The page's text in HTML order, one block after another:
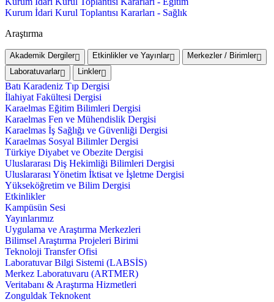
Kurum İdari Kurul Toplantısı Kararları - Sağlık
Araştırma
Akademik Dergiler Etkinlikler ve Yayınlar
Merkezler / Birimler
Laboratuvarlar
Linkler
Batı Karadeniz Tıp Dergisi
İlahiyat Fakültesi Dergisi
Karaelmas Eğitim Bilimleri Dergisi
Karaelmas Fen ve Mühendislik Dergisi
Karaelmas İş Sağlığı ve Güvenliği Dergisi
Karaelmas Sosyal Bilimler Dergisi
Türkiye Diyabet ve Obezite Dergisi
Uluslararası Diş Hekimliği Bilimleri Dergisi
Uluslararası Yönetim İktisat ve İşletme Dergisi
Yükseköğretim ve Bilim Dergisi
Etkinlikler
Kampüsün Sesi
Yayınlarımız
Uygulama ve Araştırma Merkezleri
Bilimsel Araştırma Projeleri Birimi
Teknoloji Transfer Ofisi
Laboratuvar Bilgi Sistemi (LABSİS)
Merkez Laboratuvaru (ARTMER)
Veritabanı & Araştırma Hizmetleri
Zonguldak Teknokent